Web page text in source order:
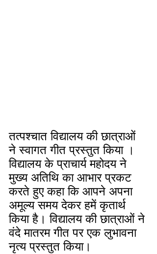
तत्पश्चात विद्यालय की छात्राओं
ने स्वागत गीत प्रस्तुत किया ।
विद्यालय के प्राचार्य महोदय ने
मुख्य अतिथि का आभार प्रकट
करते हुए कहा कि आपने अपना
अमूल्य समय देकर हमें कृतार्थ
किया है। विद्यालय की छात्राओं ने
वंदे मातरम गीत पर एक लुभावना
नृत्य प्रस्तुत किया।